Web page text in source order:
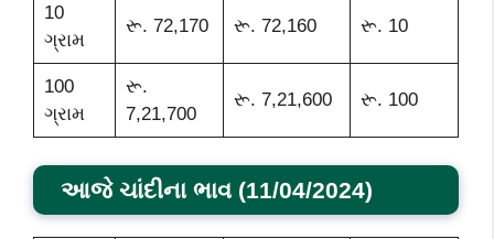
10
ગ્રામ
રૂ. 72,170 રૂ. 72,160 રૂ. 10
100
ગ્રામ
રૂ.
7,21,700
રૂ. 7,21,600 રૂ. 100
આજે ચાંદીના ભાવ (11/04/2024)